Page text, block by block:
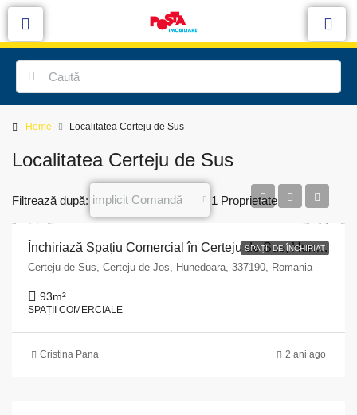
Home Localitatea Certeju de Sus
Localitatea Certeju de Sus
1 Proprietate
Filtrează după: implicit Comandă
SPAȚII DE ÎNCHIRIAT
Închiriază Spațiu Comercial în Certeju de Sus, Hunedoara – 93 mp, Strada Principală 10 Sc.A
Certeju de Sus, Certeju de Jos, Hunedoara, 337190, Romania
93m²
SPAȚII COMERCIALE
Cristina Pana 2 ani ago